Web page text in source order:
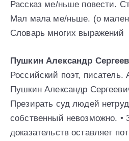
Рассказ ме/ньше повести.
Мал мала ме/ньше. (о
Словарь многих выражений
Пушкин Александр
Российский поэт,
Пушкин Александр
Презирать суд людей
собственный невозможно. •
доказательств оставляет